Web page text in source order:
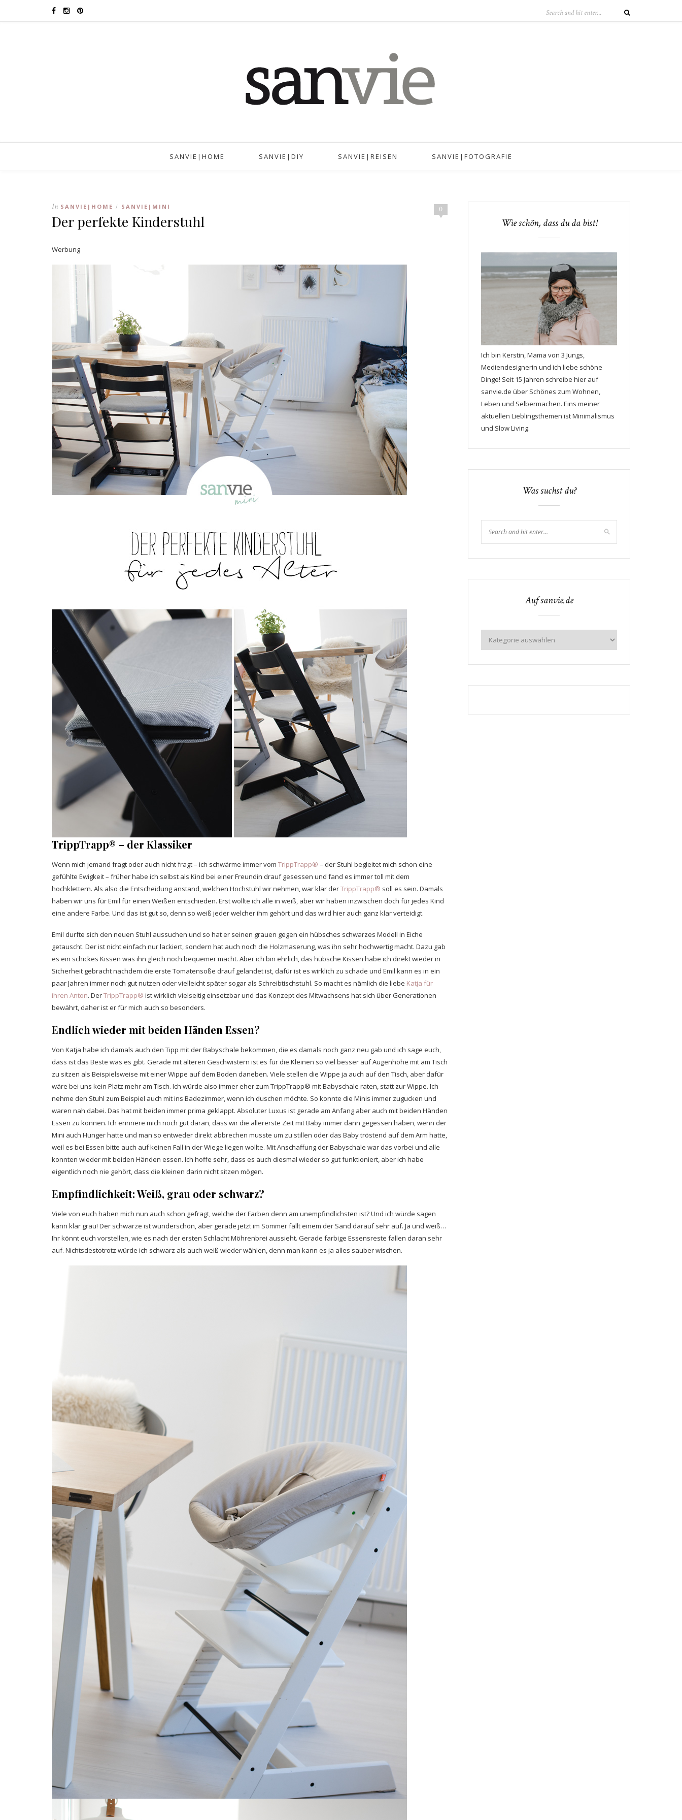
SANVIE|HOME SANVIE|DIY SANVIE|REISEN SANVIE|FOTOGRAFIE
0
In SANVIE|HOME / SANVIE|MINI
Der perfekte Kinderstuhl
Werbung
TrippTrapp® – der Klassiker
Wenn mich jemand fragt oder auch nicht fragt – ich schwärme immer vom TrippTrapp® – der Stuhl begleitet mich schon eine
gefühlte Ewigkeit – früher habe ich selbst als Kind bei einer Freundin drauf gesessen und fand es immer toll mit dem
hochklettern. Als also die Entscheidung anstand, welchen Hochstuhl wir nehmen, war klar derTrippTrapp® soll es sein. Damals
haben wir uns für Emil für einen Weißen entschieden. Erst wollte ich alle in weiß, aber wir haben inzwischen doch für jedes Kind
eine andere Farbe. Und das ist gut so, denn so weiß jeder welcher ihm gehört und das wird hier auch ganz klar verteidigt.
Emil durfte sich den neuen Stuhl aussuchen und so hat er seinen grauen gegen ein hübsches schwarzes Modell in Eiche
getauscht. Der ist nicht einfach nur lackiert, sondern hat auch noch die Holzmaserung, was ihn sehr hochwertig macht. Dazu gab
es ein schickes Kissen was ihn gleich noch bequemer macht. Aber ich bin ehrlich, das hübsche Kissen habe ich direkt wieder in
Sicherheit gebracht nachdem die erste Tomatensoße drauf gelandet ist, dafür ist es wirklich zu schade und Emil kann es in ein
paar Jahren immer noch gut nutzen oder vielleicht später sogar als Schreibtischstuhl. So macht es nämlich die liebe Katja für
ihren Anton. DerTrippTrapp® ist wirklich vielseitig einsetzbar und das Konzept des Mitwachsens hat sich über Generationen
bewährt, daher ist er für mich auch so besonders.
Endlich wieder mit beiden Händen Essen?
Von Katja habe ich damals auch den Tipp mit der Babyschale bekommen, die es damals noch ganz neu gab und ich sage euch,
dass ist das Beste was es gibt. Gerade mit älteren Geschwistern ist es für die Kleinen so viel besser auf Augenhöhe mit am Tisch
zu sitzen als Beispielsweise mit einer Wippe auf dem Boden daneben. Viele stellen die Wippe ja auch auf den Tisch, aber dafür
wäre bei uns kein Platz mehr am Tisch. Ich würde also immer eher zum TrippTrapp® mit Babyschale raten, statt zur Wippe. Ich
nehme den Stuhl zum Beispiel auch mit ins Badezimmer, wenn ich duschen möchte. So konnte die Minis immer zugucken und
waren nah dabei. Das hat mit beiden immer prima geklappt. Absoluter Luxus ist gerade am Anfang aber auch mit beiden Händen
Essen zu können. Ich erinnere mich noch gut daran, dass wir die allererste Zeit mit Baby immer dann gegessen haben, wenn der
Mini auch Hunger hatte und man so entweder direkt abbrechen musste um zu stillen oder das Baby tröstend auf dem Arm hatte,
weil es bei Essen bitte auch auf keinen Fall in der Wiege liegen wollte. Mit Anschaffung der Babyschale war das vorbei und alle
konnten wieder mit beiden Händen essen. Ich hoffe sehr, dass es auch diesmal wieder so gut funktioniert, aber ich habe
eigentlich noch nie gehört, dass die kleinen darin nicht sitzen mögen.
Empfindlichkeit: Weiß, grau oder schwarz?
Viele von euch haben mich nun auch schon gefragt, welche der Farben denn am unempfindlichsten ist? Und ich würde sagen
kann klar grau! Der schwarze ist wunderschön, aber gerade jetzt im Sommer fällt einem der Sand darauf sehr auf. Ja und weiß…
Ihr könnt euch vorstellen, wie es nach der ersten Schlacht Möhrenbrei aussieht. Gerade farbige Essensreste fallen daran sehr
auf. Nichtsdestotrotz würde ich schwarz als auch weiß wieder wählen, denn man kann es ja alles sauber wischen.
Wie schön, dass du da bist!
Ich bin Kerstin, Mama von 3 Jungs,
Mediendesignerin und ich liebe schöne
Dinge! Seit 15 Jahren schreibe hier auf
sanvie.de über Schönes zum Wohnen,
Leben und Selbermachen. Eins meiner
aktuellen Lieblingsthemen ist Minimalismus
und Slow Living.
Was suchst du?
Auf sanvie.de